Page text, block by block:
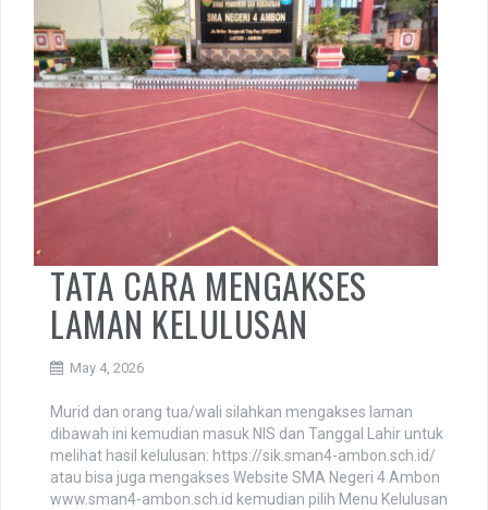
TATA CARA MENGAKSES
LAMAN KELULUSAN
May 4, 2026
Murid dan orang tua/wali silahkan mengakses laman
dibawah ini kemudian masuk NIS dan Tanggal Lahir untuk
melihat hasil kelulusan: https://sik.sman4-ambon.sch.id/
atau bisa juga mengakses Website SMA Negeri 4 Ambon
www.sman4-ambon.sch.id kemudian pilih Menu Kelulusan